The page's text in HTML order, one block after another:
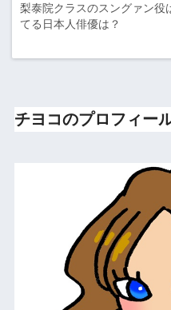
梨泰院クラスのスングァン役
てる日本人俳優は？
チヨコのプロフィー